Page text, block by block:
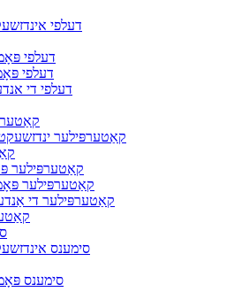
דעלפי
דעלפי
דעלפי
דעלפי די
קאַטערפּילער
קאַטערפּילער
קאַטערפּילער
קאַטערפּילער די
סימענס
סימענס